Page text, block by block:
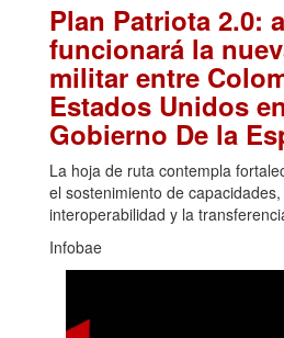
Plan Patriota 2.0:
funcionará la
militar entre
Estados Unidos
Gobierno De la
La hoja de ruta contempla
el sostenimiento de
interoperabilidad y la
Infobae